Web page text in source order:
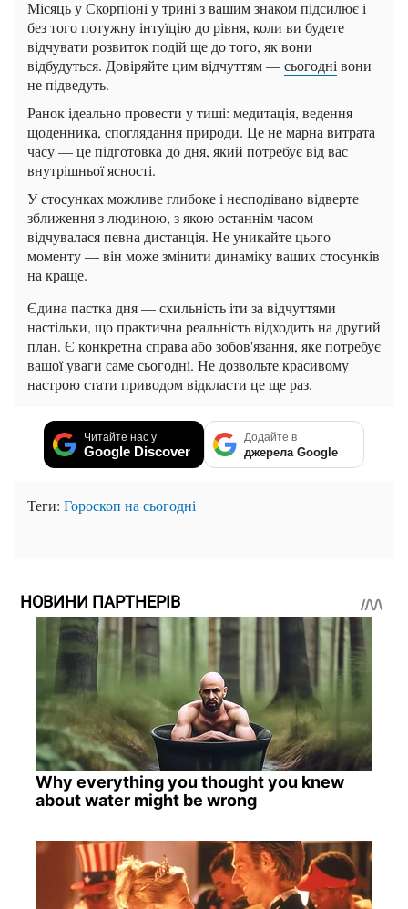
Місяць у Скорпіоні у трині з вашим знаком підсилює і
без того потужну інтуїцію до рівня, коли ви будете
відчувати розвиток подій ще до того, як вони
відбудуться. Довіряйте цим відчуттям —сьогоднівони
не підведуть.
Ранок ідеально провести у тиші: медитація, ведення
щоденника, споглядання природи. Це не марна витрата
часу — це підготовка до дня, який потребує від вас
внутрішньої ясності.
У стосунках можливе глибоке і несподівано відверте
зближення з людиною, з якою останнім часом
відчувалася певна дистанція. Не уникайте цього
моменту — він може змінити динаміку ваших стосунків
на краще.
Єдина пастка дня — схильність іти за відчуттями
настільки, що практична реальність відходить на другий
план. Є конкретна справа або зобов'язання, яке потребує
вашої уваги саме сьогодні. Не дозвольте красивому
настрою стати приводом відкласти це ще раз.
Читайте нас у
Google Discover
Додайте в
джерела Google
Теги: Гороскоп на сьогодні
НОВИНИ ПАРТНЕРІВ
Why everything you thought you knew
about water might be wrong